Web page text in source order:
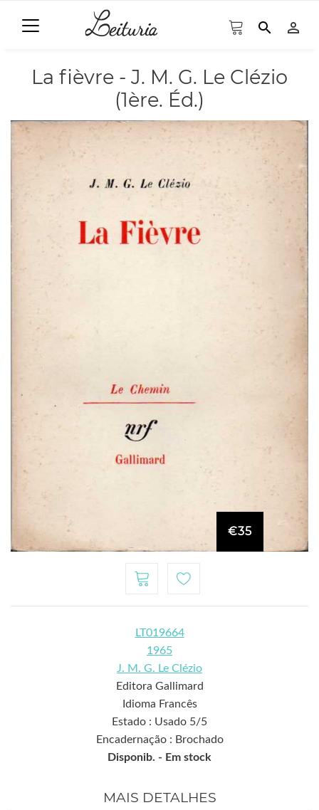
search person_outline
La fièvre - J. M. G. Le Clézio
(1ère. Éd.)
€35
LT019664
1965
J. M. G. Le Clézio
Editora Gallimard
Idioma Francês
Estado : Usado 5/5
Encadernação : Brochado
Disponib. - Em stock
MAIS DETALHES